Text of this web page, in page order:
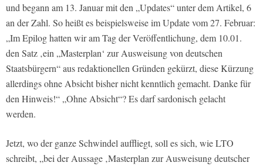
und begann am 13. Januar mit den „Updates“ unter dem Artikel, 6
an der Zahl. So heißt es beispielsweise im Update vom 27. Februar:
„Im Epilog hatten wir am Tag der Veröffentlichung, dem 10.01.
den Satz ‚ein „Masterplan‘ zur Ausweisung von deutschen
Staatsbürgern“ aus redaktionellen Gründen gekürzt, diese Kürzung
allerdings ohne Absicht bisher nicht kenntlich gemacht. Danke für
den Hinweis!“ „Ohne Absicht“? Es darf sardonisch gelacht
werden.
Jetzt, wo der ganze Schwindel auffliegt, soll es sich, wie LTO
schreibt, „bei der Aussage ‚Masterplan zur Ausweisung deutscher